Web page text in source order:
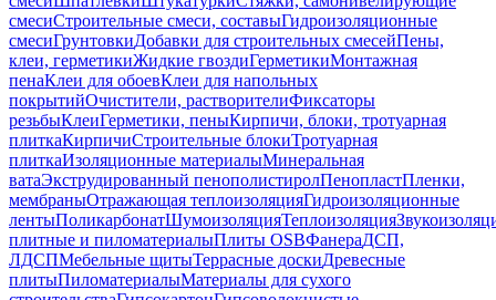
смесиСтроительные смеси, составыГидроизоляционные
смесиГрунтовкиДобавки для строительных смесейПены,
клеи, герметикиЖидкие гвоздиГерметикиМонтажная
пенаКлеи для обоевКлеи для напольных
покрытийОчистители, растворителиФиксаторы
резьбыКлеиГерметики, пеныКирпичи, блоки, тротуарная
плиткаКирпичиСтроительные блокиТротуарная
плиткаИзоляционные материалыМинеральная
ватаЭкструдированный пенополистиролПенопластПленки,
мембраныОтражающая теплоизоляцияГидроизоляционные
лентыПоликарбонатШумоизоляцияТеплоизоляция
плитные и пиломатериалыПлиты OSBФанераДСП,
ЛДСПМебельные щитыТеррасные доскиДревесные
плитыПиломатериалыМатериалы для сухого